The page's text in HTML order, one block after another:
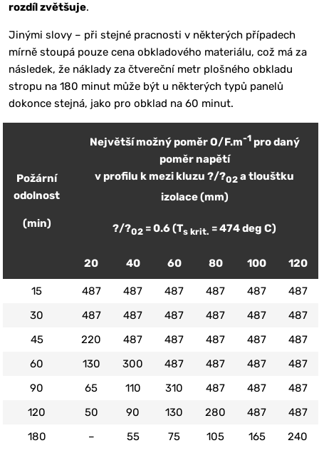
rozdíl zvětšuje.
Jinými slovy – při stejné pracnosti v některých případech
mírně stoupá pouze cena obkladového materiálu, což má za
následek, že náklady za čtvereční metr plošného obkladu
stropu na 180 minut může být u některých typů panelů
dokonce stejná, jako pro obklad na 60 minut.
Požární
odolnost
(min)
Největší možný poměr O/F.m-1pro daný
poměr napětí
v profilu k mezi kluzu ?/?02 a tlouštku
izolace (mm)
?/?02 = 0.6 (Ts krit. = 474 deg C)
20 40 60 80 100 120
15 487 487 487 487 487
487
30
487 487 487 487 487
487
45
220 487 487 487 487
487
60
130 300 487 487 487
487
90
65 110 310 487 487
487
120
50 90 130 280 487
487
180
– 55 75 105 165 240